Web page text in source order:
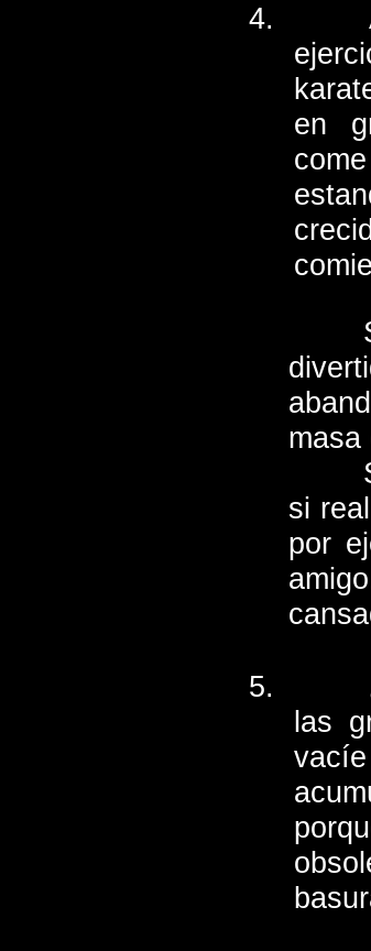
en
masa
si
por
las